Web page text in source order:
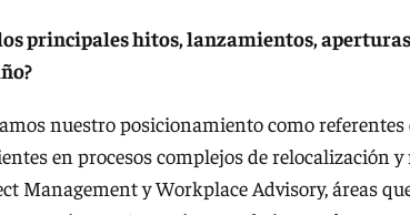
principales hitos, lanzamientos,
nuestro posicionamiento como
en procesos complejos de relocalización
Management y Workplace Advisory, áreas